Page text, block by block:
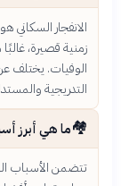
الانفجار السكاني
زمنية قصيرة،
الوفيات. يختلف عن
التدريجية
🏘️ما هي أبرز
تتضمن الأسباب